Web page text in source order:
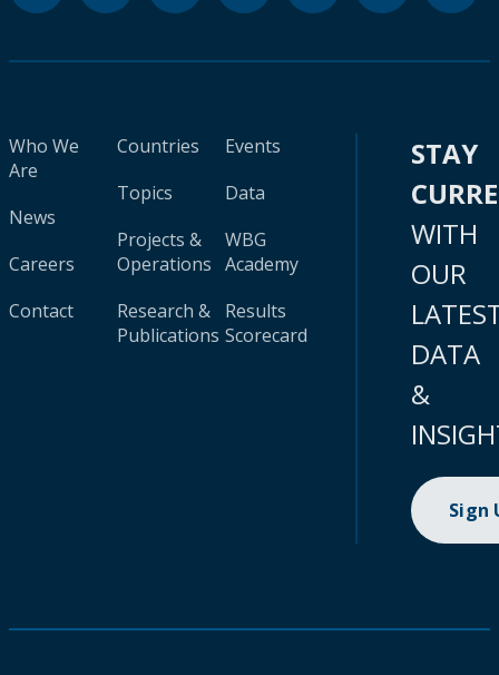
Who We
Are
News
Careers
Contact
Countries
Topics
Projects &
Operations
Research &
Publications
Events
Data
WBG
Academy
Results
Scorecard
STAY
WITH
OUR
DATA
&
Sign